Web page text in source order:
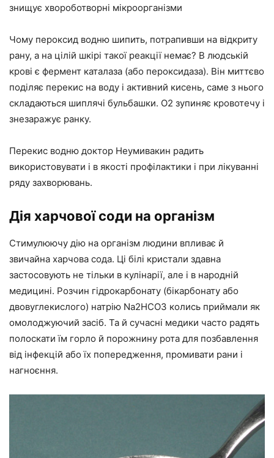
знищує хвороботворні мікроорганізми
Чому пероксид водню шипить, потрапивши на відкриту
рану, а на цілій шкірі такої реакції немає? В людській
крові є фермент каталаза (або пероксидаза). Він миттєво
поділяє перекис на воду і активний кисень, саме з нього
складаються шиплячі бульбашки. О2 зупиняє кровотечу і
знезаражує ранку.
Перекис водню доктор Неумивакин радить
використовувати і в якості профілактики і при лікуванні
ряду захворювань.
Дія харчової соди на організм
Стимулюючу дію на організм людини впливає й
звичайна харчова сода. Ці білі кристали здавна
застосовують не тільки в кулінарії, але і в народній
медицині. Розчин гідрокарбонату (бікарбонату або
двовуглекислого) натрію Na2HCO3 колись приймали як
омолоджуючий засіб. Та й сучасні медики часто радять
полоскати їм горло й порожнину рота для позбавлення
від інфекцій або їх попередження, промивати рани і
нагноєння.